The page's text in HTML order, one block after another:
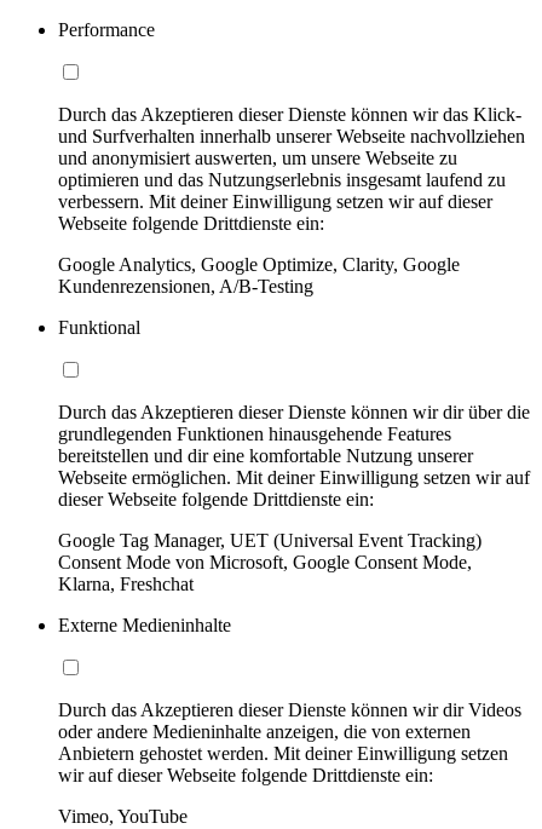
Performance
Durch das Akzeptieren dieser Dienste können wir das Klick-
und Surfverhalten innerhalb unserer Webseite nachvollziehen
und anonymisiert auswerten, um unsere Webseite zu
optimieren und das Nutzungserlebnis insgesamt laufend zu
verbessern. Mit deiner Einwilligung setzen wir auf dieser
Webseite folgende Drittdienste ein:
Google Analytics, Google Optimize, Clarity, Google
Kundenrezensionen, A/B-Testing
Funktional
Durch das Akzeptieren dieser Dienste können wir dir über die
grundlegenden Funktionen hinausgehende Features
bereitstellen und dir eine komfortable Nutzung unserer
Webseite ermöglichen. Mit deiner Einwilligung setzen wir auf
dieser Webseite folgende Drittdienste ein:
Google Tag Manager, UET (Universal Event Tracking)
Consent Mode von Microsoft, Google Consent Mode,
Klarna, Freshchat
Externe Medieninhalte
Durch das Akzeptieren dieser Dienste können wir dir Videos
oder andere Medieninhalte anzeigen, die von externen
Anbietern gehostet werden. Mit deiner Einwilligung setzen
wir auf dieser Webseite folgende Drittdienste ein:
Vimeo, YouTube